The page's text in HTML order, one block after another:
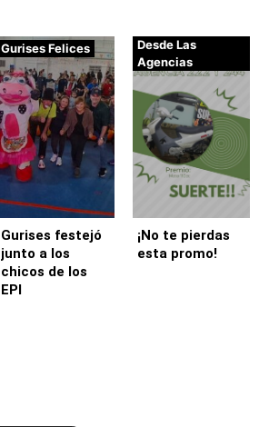
Gurises Felices
Gurises festejó
junto a los
chicos de los
EPI
Desde Las
Agencias
¡No te pierdas
esta promo!